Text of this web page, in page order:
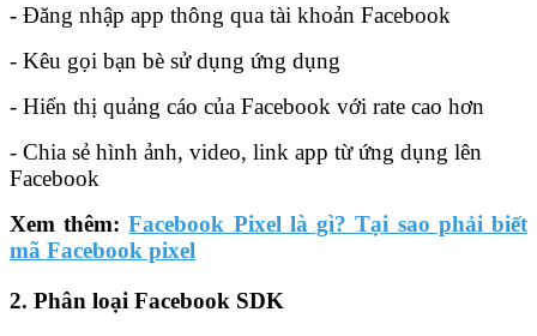
- Đăng nhập app thông qua tài khoản Facebook
- Kêu gọi bạn bè sử dụng ứng dụng
- Hiển thị quảng cáo của Facebook với rate cao hơn
- Chia sẻ hình ảnh, video, link app từ ứng dụng lên
Facebook
Xem thêm:Facebook Pixel là gì? Tại sao phải biết
mã Facebook pixel
2. Phân loại Facebook SDK